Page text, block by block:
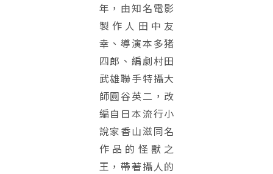
年，由知名電影
製作人田中友
幸、導演本多猪
四郎、編劇村田
武雄聯手特攝大
師圓谷英二，改
編自日本流行小
說家香山滋同名
作品的怪獸之
王，帶著攝人的